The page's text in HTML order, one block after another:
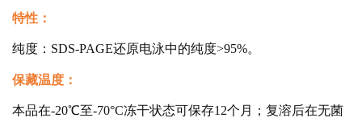
特性：
纯度：SDS-PAGE还原电泳中的纯度>95%。
保藏温度：
本品在-20℃至-70°C冻干状态可保存12个月；复溶后在无菌